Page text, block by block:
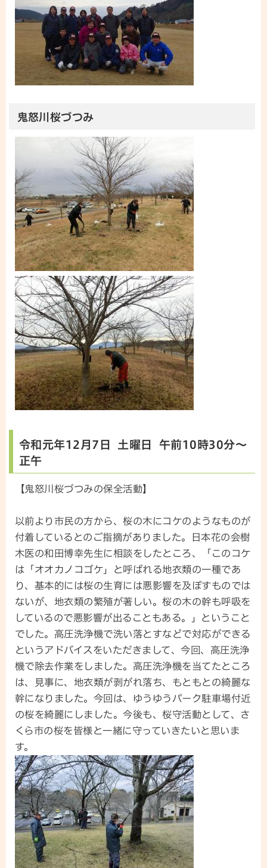
鬼怒川桜づつみ
令和元年12月7日 土曜日 午前10時30分～
正午
【鬼怒川桜づつみの保全活動】
以前より市民の方から、桜の木にコケのようなものが
付着しているとのご指摘がありました。日本花の会樹
木医の和田博幸先生に相談をしたところ、「このコケ
は「オオカノコゴケ」と呼ばれる地衣類の一種であ
り、基本的には桜の生育には悪影響を及ぼすものでは
ないが、地衣類の繁殖が著しい。桜の木の幹も呼吸を
しているので悪影響が出ることもある。」ということ
でした。高圧洗浄機で洗い落とすなどで対応ができる
というアドバイスをいただきまして、今回、高圧洗浄
機で除去作業をしました。高圧洗浄機を当てたところ
は、見事に、地衣類が剥がれ落ち、もともとの綺麗な
幹になりました。今回は、ゆうゆうパーク駐車場付近
の桜を綺麗にしました。今後も、桜守活動として、さ
くら市の桜を皆様と一緒に守っていきたいと思いま
す。